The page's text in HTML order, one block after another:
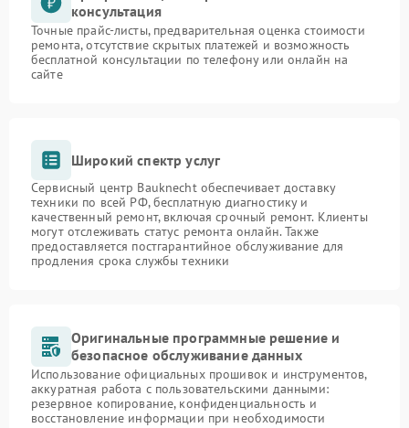
консультация
Точные прайс-листы, предварительная оценка стоимости
ремонта, отсутствие скрытых платежей и возможность
бесплатной консультации по телефону или онлайн на
сайте
Широкий спектр услуг
Сервисный центр Bauknecht обеспечивает доставку
техники по всей РФ, бесплатную диагностику и
качественный ремонт, включая срочный ремонт. Клиенты
могут отслеживать статус ремонта онлайн. Также
предоставляется постгарантийное обслуживание для
продления срока службы техники
Оригинальные программные решение и
безопасное обслуживание данных
Использование официальных прошивок и инструментов,
аккуратная работа с пользовательскими данными:
резервное копирование, конфиденциальность и
восстановление информации при необходимости